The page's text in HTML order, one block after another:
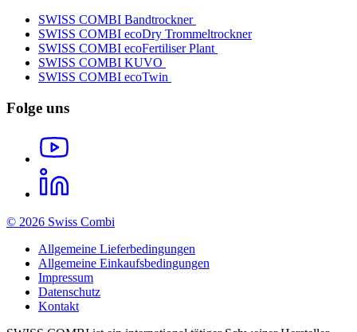
SWISS COMBI Bandtrockner
SWISS COMBI ecoDry Trommeltrockner
SWISS COMBI ecoFertiliser Plant
SWISS COMBI KUVO
SWISS COMBI ecoTwin
Folge uns
© 2026 Swiss Combi
Allgemeine Lieferbedingungen
Allgemeine Einkaufsbedingungen
Impressum
Datenschutz
Kontakt